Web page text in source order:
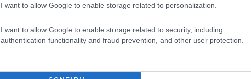
I want to allow Google to enable storage related to personalization.
I want to allow Google to enable storage related to security, including
authentication functionality and fraud prevention, and other user protection.